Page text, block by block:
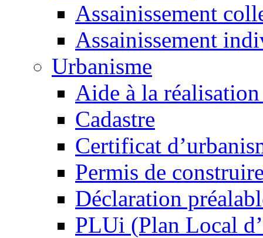
Assainissement
Assainissement
Urbanisme
Aide à la réalisation
Cadastre
Certificat
Permis de
Déclaration
PLUi (Plan Local